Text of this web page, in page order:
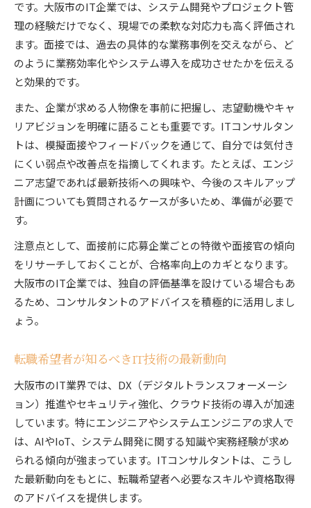
です。大阪市のIT企業では、システム開発やプロジェクト管
理の経験だけでなく、現場での柔軟な対応力も高く評価され
ます。面接では、過去の具体的な業務事例を交えながら、ど
のように業務効率化やシステム導入を成功させたかを伝える
と効果的です。
また、企業が求める人物像を事前に把握し、志望動機やキャ
リアビジョンを明確に語ることも重要です。ITコンサルタン
トは、模擬面接やフィードバックを通じて、自分では気付き
にくい弱点や改善点を指摘してくれます。たとえば、エンジ
ニア志望であれば最新技術への興味や、今後のスキルアップ
計画についても質問されるケースが多いため、準備が必要で
す。
注意点として、面接前に応募企業ごとの特徴や面接官の傾向
をリサーチしておくことが、合格率向上のカギとなります。
大阪市のIT企業では、独自の評価基準を設けている場合もあ
るため、コンサルタントのアドバイスを積極的に活用しまし
ょう。
転職希望者が知るべきIT技術の最新動向
大阪市のIT業界では、DX（デジタルトランスフォーメーシ
ョン）推進やセキュリティ強化、クラウド技術の導入が加速
しています。特にエンジニアやシステムエンジニアの求人で
は、AIやIoT、システム開発に関する知識や実務経験が求め
られる傾向が強まっています。ITコンサルタントは、こうし
た最新動向をもとに、転職希望者へ必要なスキルや資格取得
のアドバイスを提供します。